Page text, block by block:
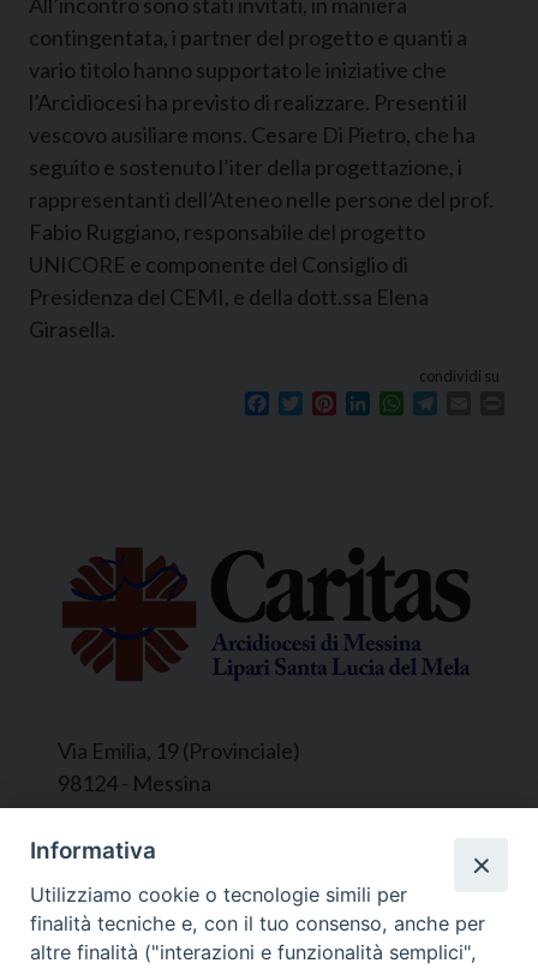
contingentata, i partner del progetto e quanti a
vario titolo hanno supportato le iniziative che
l’Arcidiocesi ha previsto di realizzare. Presenti il
vescovo ausiliare mons. Cesare Di Pietro, che ha
seguito e sostenuto l’iter della progettazione, i
rappresentanti dell’Ateneo nelle persone del prof.
Fabio Ruggiano, responsabile del progetto
UNICORE e componente del Consiglio di
Presidenza del CEMI, e della dott.ssa Elena
Girasella.
condividi su
Facebook
TwitterPinterestLinkedInWhatsApp
Via Emilia, 19 (Provinciale)
98124 - Messina
Segreteria e Amministrazione:
L’Ufficio è aperto tutti i giorni da lunedì a
venerdì, dalle ore 9.30 alle ore 12.30.
Tel. 090.9146045
Informativa
Utilizziamo cookie o tecnologie simili per
finalità tecniche e, con il tuo consenso, anche per
altre finalità ("interazioni e funzionalità semplici",